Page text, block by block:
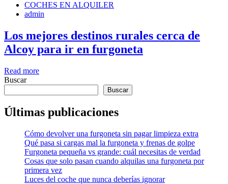
COCHES EN ALQUILER
admin
Los mejores destinos rurales cerca de
Alcoy para ir en furgoneta
Read more
Buscar
Buscar
Últimas publicaciones
Cómo devolver una furgoneta sin pagar limpieza extra
Qué pasa si cargas mal la furgoneta y frenas de golpe
Furgoneta pequeña vs grande: cuál necesitas de verdad
Cosas que solo pasan cuando alquilas una furgoneta por
primera vez
Luces del coche que nunca deberías ignorar